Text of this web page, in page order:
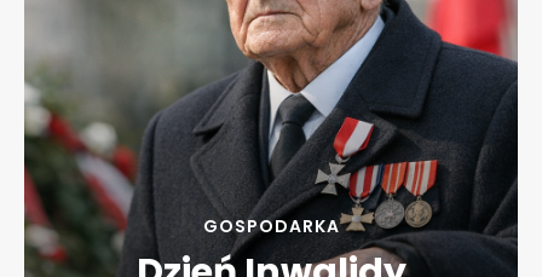
GOSPODARKA